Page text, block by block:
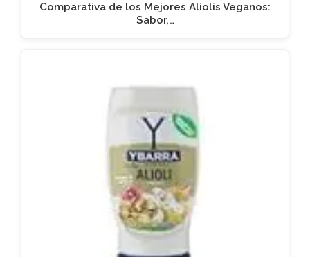
Comparativa de los Mejores Aliolis Veganos:
Sabor,…